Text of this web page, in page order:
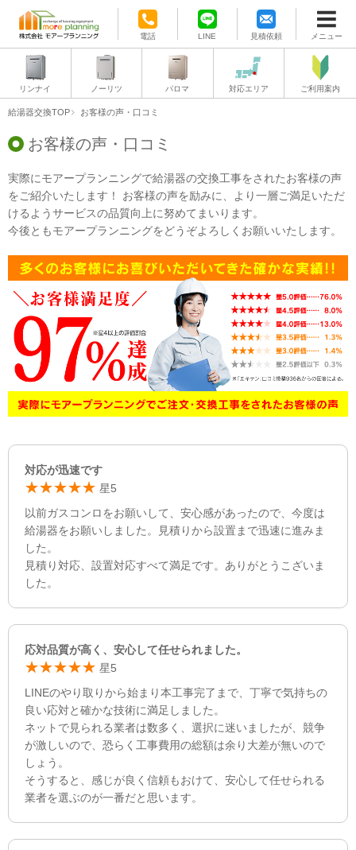
電話 LINE 見積依頼 メニュー
リンナイ ノーリツ パロマ 対応エリア ご利用案内
給湯器交換TOP お客様の声・口コミ
お客様の声・口コミ
実際にモアープランニングで給湯器の交換工事をされたお客様の声
をご紹介いたします！ お客様の声を励みに、より一層ご満足いただ
けるようサービスの品質向上に努めてまいります。
今後ともモアープランニングをどうぞよろしくお願いいたします。
対応が迅速です
星5
以前ガスコンロをお願いして、安心感があったので、今度は
給湯器をお願いしました。見積りから設置まで迅速に進みま
した。
見積り対応、設置対応すべて満足です。ありがとうこざいま
した。
応対品質が高く、安心して任せられました。
星5
LINEのやり取りから始まり本工事完了まで、丁寧で気持ちの
良い応対と確かな技術に満足しました。
ネットで見られる業者は数多く、選択に迷いましたが、競争
が激しいので、恐らく工事費用の総額は余り大差が無いので
しょう。
そうすると、感じが良く信頼もおけて、安心して任せられる
業者を選ぶのが一番だと思います。